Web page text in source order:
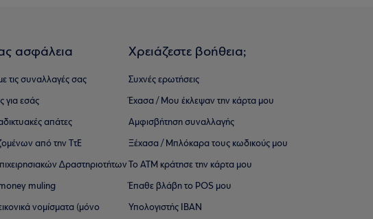
ασφάλεια
τις συναλλαγές σας
για εσάς
απάτες
από την ΤτΕ
∆ραστηριοτήτων
muling
νομίσματα (μόνο
Χρειάζεστε βοήθεια;
Συχνές ερωτήσεις
Έχασα / Μου έκλεψαν την κάρτα μου
Αμφισβήτηση συναλλαγής
Ξέχασα / Μπλόκαρα τους κωδικούς μου
Το ΑΤΜ κράτησε την κάρτα μου
Έπαθε βλάβη το POS μου
Υπολογιστής IBAN